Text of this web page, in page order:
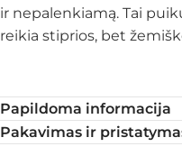
ir nepalenkiamą. Tai
reikia stiprios, bet
Papildoma informacija
Pakavimas ir